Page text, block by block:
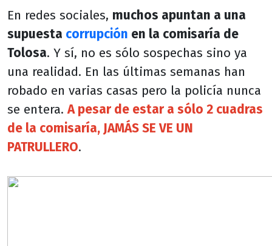
En redes sociales, muchos apuntan a una
supuesta corrupción en la comisaría de
Tolosa. Y sí, no es sólo sospechas sino ya
una realidad. En las últimas semanas han
robado en varias casas pero la policía nunca
se entera.A pesar de estar a sólo 2 cuadras
de la comisaría, JAMÁS SE VE UN
PATRULLERO.